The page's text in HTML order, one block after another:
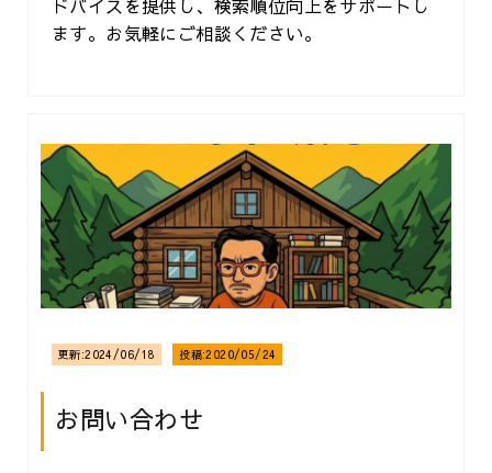
ドバイスを提供し、検索順位向上をサポートし
ます。お気軽にご相談ください。
お問い合わせ
更新:2024/06/18 投稿:2020/05/24